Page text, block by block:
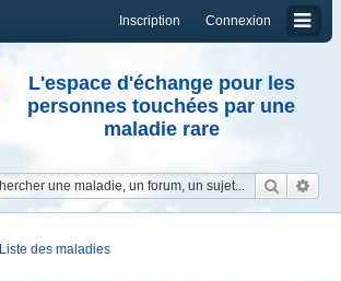
Connexion
Inscription
L'espace d'échange pour les
personnes touchées par une
maladie rare
Liste des maladies